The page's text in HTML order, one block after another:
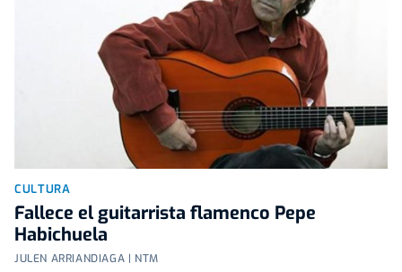
CULTURA
Fallece el guitarrista flamenco Pepe
Habichuela
JULEN ARRIANDIAGA | NTM